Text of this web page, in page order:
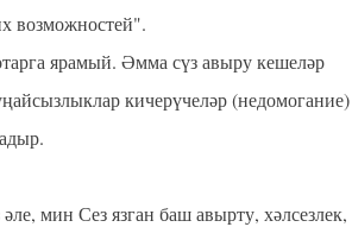
возможностей". ⁣⁣⠀
ярамый. Әмма сүз авыру кешеләр
кичерүчеләр (недомогание)
⁣⠀
мин Сез язган баш авырту, хәлсезлек,